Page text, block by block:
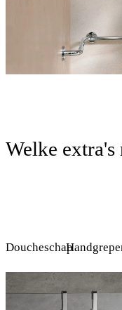
Welke
Doucheschap